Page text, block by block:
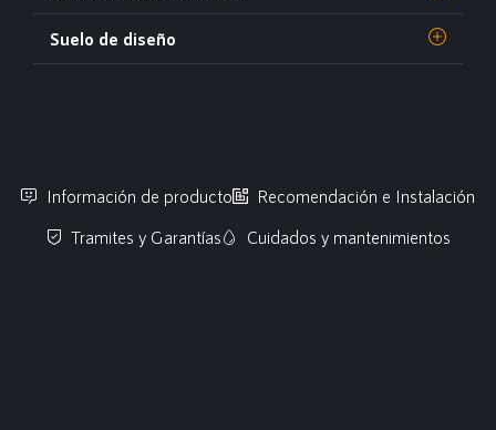
Suelo de diseño
Información de producto
Recomendación e Instalación
Tramites y Garantías
Cuidados y mantenimientos